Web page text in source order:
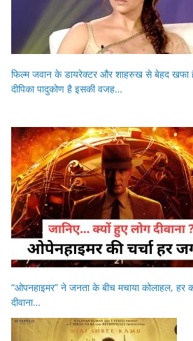
फिल्म जवान के डायरेक्टर और शाहरुख से बेहद खफा हैं
दीपिका पादुकोण है इसकी वजह…
“ओपनहाइमर” ने जनता के बीच मचाया कोलाहल, हर
दीवाना…